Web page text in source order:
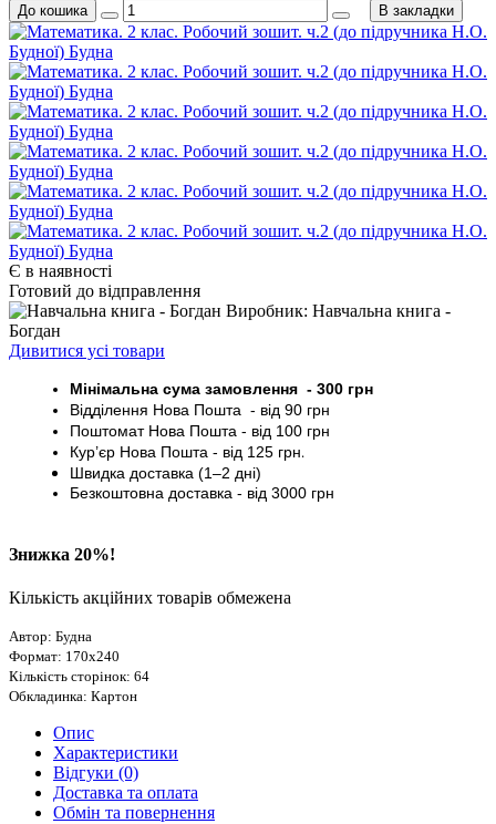
Є в наявності
Готовий до відправлення
Виробник: Навчальна книга -
Богдан
Дивитися усі товари
Мінімальна сума замовлення - 300 грн
Відділення Нова Пошта - від 90 грн
ПоштоматНова Пошта - від 100 грн
Кур’єр Нова Пошта - від 125 грн.
Швидка доставка (1–2 дні)
Безкоштовна доставка - від 3000 грн
Знижка 20%!
Кількість акційних товарів обмежена
Автор: Будна
Формат: 170х240
Кількість сторінок: 64
Обкладинка: Картон
До кошика В закладки
Опис
Характеристики
Відгуки (0)
Доставка та оплата
Обмін та повернення